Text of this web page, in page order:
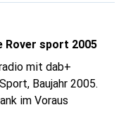
ich hatte, muss nach
wieder auf
Rover sport 2005
mit dab+
Baujahr 2005.
im Voraus